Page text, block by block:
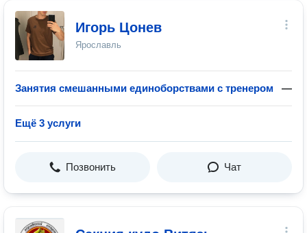
Игорь Цонев
Ярославль
Занятия смешанными единоборствами с тренером —
Ещё 3 услуги
Позвонить Чат